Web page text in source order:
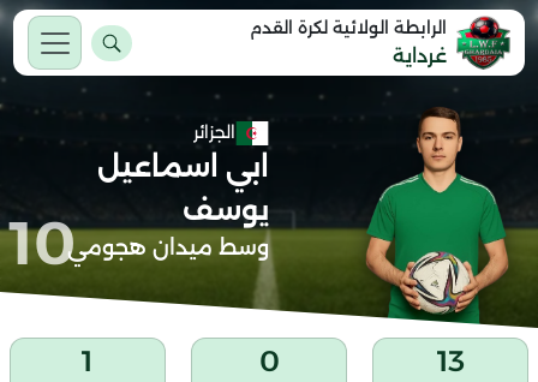
الرابطة الولائية لكرة القدم
غرداية
الجزائر
ابي اسماعيل
يوسف
وسط ميدان هجومي10
13
0
1